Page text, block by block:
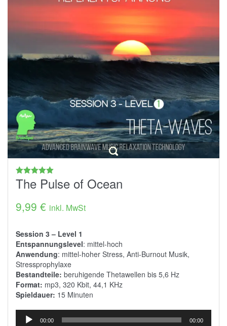
Bewertet
mit5.00
The Pulse of Ocean
9,99 € inkl. MwSt
Session 3 – Level 1
Entspannungslevel: mittel-hoch
Anwendung: mittel-hoher Stress, Anti-Burnout Musik,
Stressprophylaxe
Bestandteile: beruhigende Thetawellen bis 5,6 Hz
Format: mp3, 320 Kbit, 44,1 KHz
Spieldauer: 15 Minuten
Audio-
00:00 00:00